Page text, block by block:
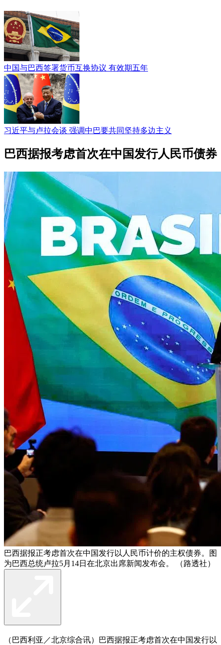
中国与巴西签署货币互换协议 有效期五年
习近平与卢拉会谈 强调中巴要共同坚持多边主义
巴西据报考虑首次在中国发行人民币债券
巴西据报正考虑首次在中国发行以人民币计价的主权债券。图
为巴西总统卢拉5月14日在北京出席新闻发布会。 （路透社）
（巴西利亚／北京综合讯）巴西据报正考虑首次在中国发行以